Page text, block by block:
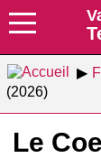
(2026)
Le